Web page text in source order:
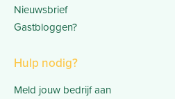
Nieuwsbrief
Gastbloggen?
Hulp nodig?
Meld jouw bedrijf aan